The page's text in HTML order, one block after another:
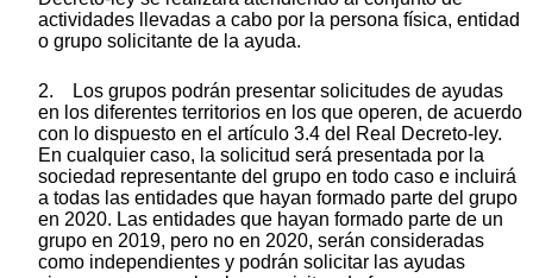
actividades llevadas a cabo por la persona física, entidad
o grupo solicitante de la ayuda.
2. Los grupos podrán presentar solicitudes de ayudas
en los diferentes territorios en los que operen, de acuerdo
con lo dispuesto en el artículo 3.4 del Real Decreto-ley.
En cualquier caso, la solicitud será presentada por la
sociedad representante del grupo en todo caso e incluirá
a todas las entidades que hayan formado parte del grupo
en 2020. Las entidades que hayan formado parte de un
grupo en 2019, pero no en 2020, serán consideradas
como independientes y podrán solicitar las ayudas